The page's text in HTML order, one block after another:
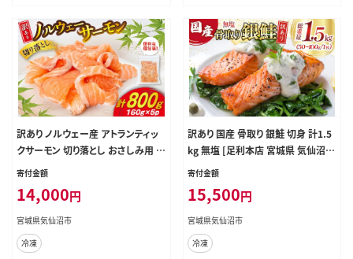
訳あり ノルウェー産 アトランティッ
クサーモン 切り落とし おさしみ用 8
00g 160g×5p 個包装 [足利本店 宮
サーモン さけ サケ 鮭 尾っぽ お刺し
身 刺し身 刺身 冷凍
寄付金額
14,000円
宮城県気仙沼市
冷凍
訳あり 国産 骨取り 銀鮭 切身 計1.5
kg 無塩 [足利本店 宮城県 気仙沼市
20565639] サーモン 訳アリ わけあ
銀鮭 加熱用
寄付金額
15,500円
宮城県気仙沼市
冷凍